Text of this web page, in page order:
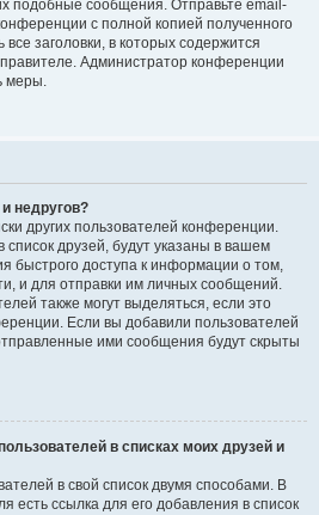
подобные сообщения. Отправьте email-
с полной копией полученного
заголовки, в которых содержится
Администратор конференции
меры.
недругов?
других пользователей конференции.
друзей, будут указаны в вашем
быстрого доступа к информации о том,
и для отправки им личных сообщений.
также могут выделяться, если это
Если вы добавили пользователей
ими сообщения будут скрыты
в списках моих друзей и
в свой список двумя способами. В
есть ссылка для его добавления в список